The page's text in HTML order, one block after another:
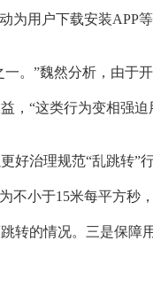
为用户下载安装APP等
”魏然分析，由于
，“这类行为变相强
治理规范“乱跳转”
不小于15米每平方
转的情况。三是保